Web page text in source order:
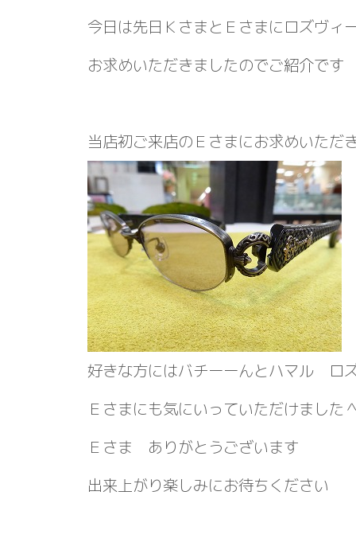
今日は先日ＫさまとＥさまにロズヴィ
お求めいただきましたのでご紹介です
当店初ご来店のＥさまにお求めいただ
好きな方にはバチーーんとハマル ロ
Ｅさまにも気にいっていただけました
Ｅさま ありがとうございます
出来上がり楽しみにお待ちください